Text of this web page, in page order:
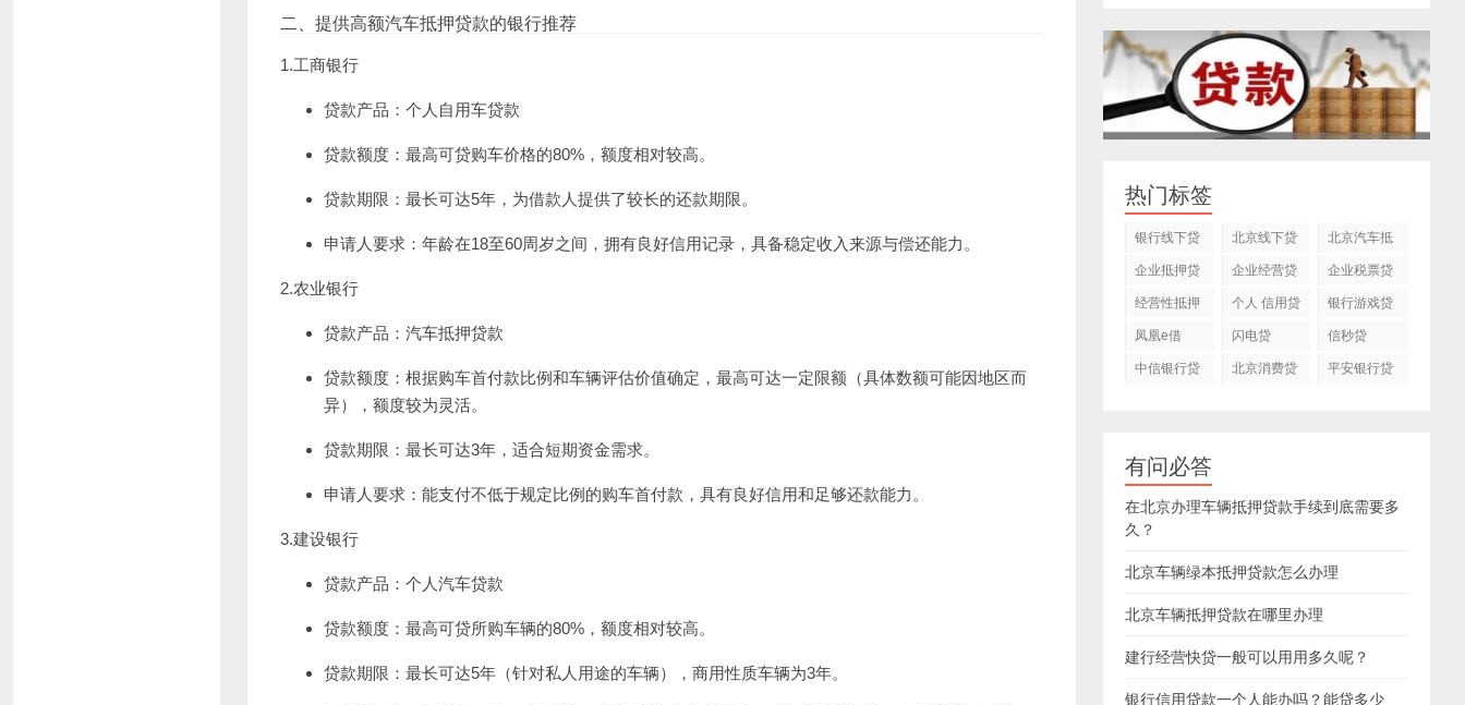
二、提供高额汽车抵押贷款的银行推荐
1.工商银行
贷款产品：个人自用车贷款
贷款额度：最高可贷购车价格的80%，额度相对较高。
贷款期限：最长可达5年，为借款人提供了较长的还款期限。
申请人要求：年龄在18至60周岁之间，拥有良好信用记录，具备稳定收入来源与偿还能力。
2.农业银行
贷款产品：汽车抵押贷款
贷款额度：根据购车首付款比例和车辆评估价值确定，最高可达一定限额（具体数额可能因地区而
异），额度较为灵活。
贷款期限：最长可达3年，适合短期资金需求。
申请人要求：能支付不低于规定比例的购车首付款，具有良好信用和足够还款能力。
3.建设银行
贷款产品：个人汽车贷款
贷款额度：最高可贷所购车辆的80%，额度相对较高。
贷款期限：最长可达5年（针对私人用途的车辆），商用性质车辆为3年。
热门标签
银行线下贷
款
北京线下贷
款
北京汽车抵
押贷款公司
企业抵押贷
款
企业经营贷
款
企业税票贷
经营性抵押
贷款
个人 信用贷
款
银行游戏贷
款
凤凰e借 闪电贷 信秒贷
中信银行贷
北京消费贷
平安银行贷
有问必答
在北京办理车辆抵押贷款手续到底需要多
久？
北京车辆绿本抵押贷款怎么办理
北京车辆抵押贷款在哪里办理
建行经营快贷一般可以用用多久呢？
银行信用贷款一个人能办吗？能贷多少